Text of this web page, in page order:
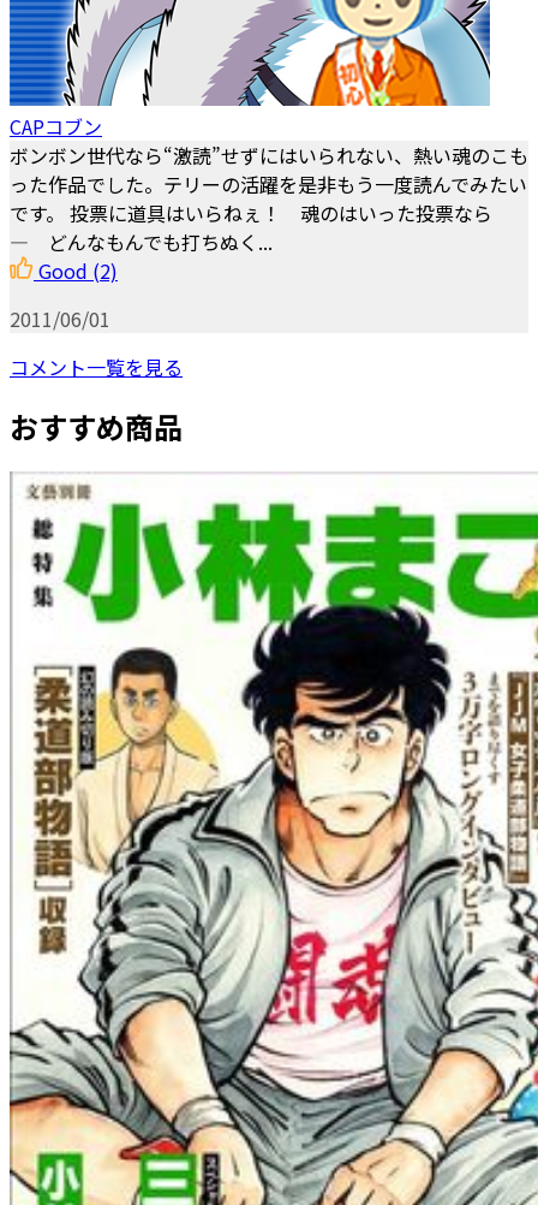
CAPコブン
ボンボン世代なら“激読”せずにはいられない、熱い魂のこも
った作品でした。テリーの活躍を是非もう一度読んでみたい
です。 投票に道具はいらねぇ！ 魂のはいった投票なら
―――― どんなもんでも打ちぬく...
Good (2)
2011/06/01
コメント一覧を見る
おすすめ商品